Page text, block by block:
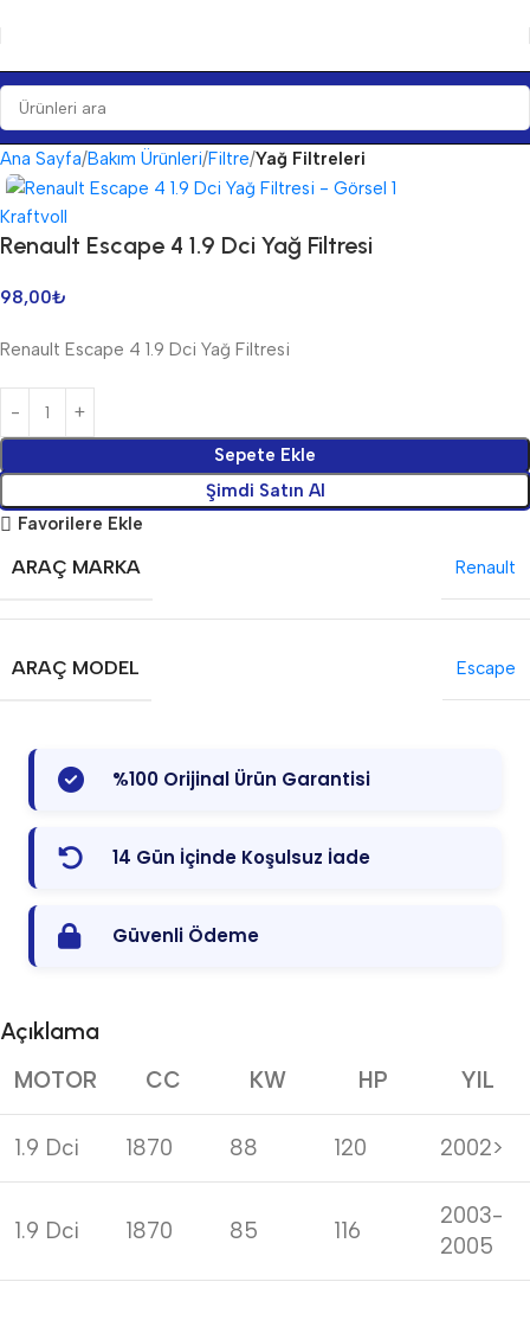
Ana Sayfa Bakım Ürünleri Filtre Yağ Filtreleri
Kraftvoll
Renault Escape 4 1.9 Dci Yağ Filtresi
98,00₺
Renault Escape 4 1.9 Dci Yağ Filtresi
Sepete Ekle
Şimdi Satın Al
Favorilere Ekle
ARAÇ MARKA Renault
ARAÇ MODEL Escape
%100 Orijinal Ürün Garantisi
14 Gün İçinde Koşulsuz İade
Güvenli Ödeme
Açıklama
MOTOR CC KW HP YIL
1.9 Dci 1870 88 120 2002>
1.9 Dci 1870 85 116
2003-
2005